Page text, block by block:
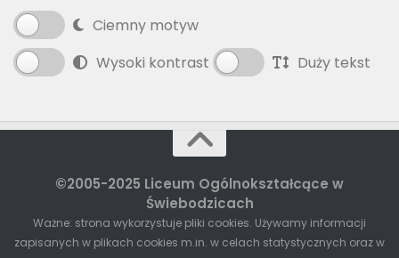
Ciemny motyw
Wysoki kontrast
Duży tekst
©2005-2025 Liceum Ogólnokształcące w
Świebodzicach
Ważne: strona wykorzystuje pliki cookies. Używamy informacji
zapisanych w plikach cookies m.in. w celach statystycznych oraz w